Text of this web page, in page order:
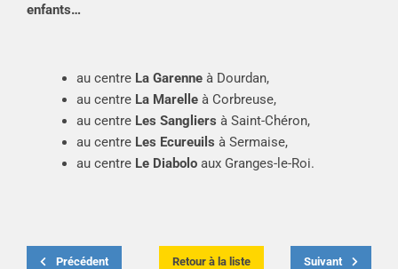
enfants…
au centre La Garenneà Dourdan,
au centre La Marelleà Corbreuse,
au centre Les Sangliers à Saint-Chéron,
au centreLes Ecureuils à Sermaise,
au centre Le Diaboloaux Granges-le-Roi.
Précédent Retour à la liste Suivant